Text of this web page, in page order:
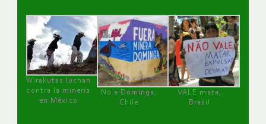
Wirakutas luchan
contra la minería
en México
No a Dominga,
Chile
VALE mata,
Brasil